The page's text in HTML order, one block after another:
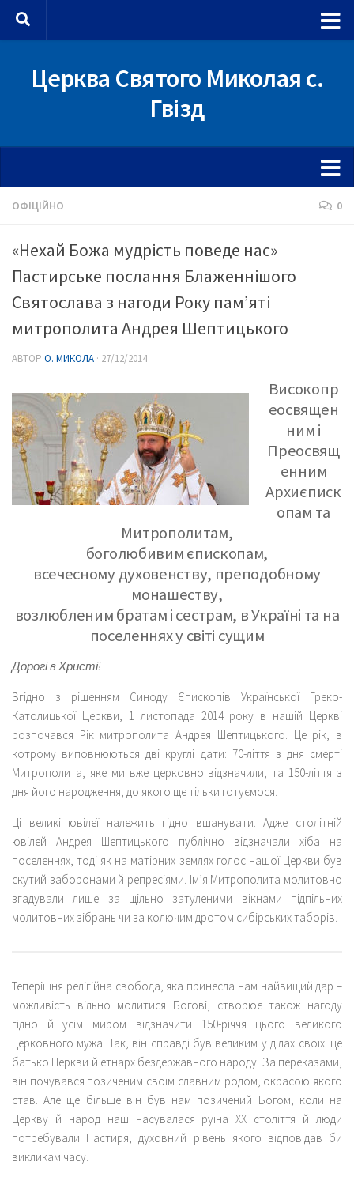
Skip to content
Церква Святого Миколая с.
Гвізд
ОФІЦІЙНО 0
«Нехай Божа мудрість поведе нас»
Пастирське послання Блаженнішого
Святослава з нагоди Року пам’яті
митрополита Андрея Шептицького
АВТОР О. МИКОЛА · 27/12/2014
Високопр
еосвящен
ним і
Преосвящ
енним
Архиєписк
опам та
Митрополитам,
боголюбивим єпископам,
всечесному духовенству, преподобному
монашеству,
возлюбленим братам і сестрам, в Україні та на
поселеннях у світі сущим
Дорогі в Христі!
Згідно з рішенням Синоду Єпископів Української Греко-
Католицької Церкви, 1 листопада 2014 року в нашій Церкві
розпочався Рік митрополита Андрея Шептицького. Це рік, в
котрому виповнюються дві круглі дати: 70-ліття з дня смерті
Митрополита, яке ми вже церковно відзначили, та 150-ліття з
дня його народження, до якого ще тільки готуємося.
Ці великі ювілеї належить гідно вшанувати. Адже столітній
ювілей Андрея Шептицького публічно відзначали хіба на
поселеннях, тоді як на матірних землях голос нашої Церкви був
скутий заборонами й репресіями. Ім’я Митрополита молитовно
згадували лише за щільно затуленими вікнами підпільних
молитовних зібрань чи за колючим дротом сибірських таборів.
Теперішня релігійна свобода, яка принесла нам найвищий дар –
можливість вільно молитися Богові, створює також нагоду
гідно й усім миром відзначити 150-річчя цього великого
церковного мужа. Так, він справді був великим у ділах своїх: це
батько Церкви й етнарх бездержавного народу. За переказами,
він почувався позиченим своїм славним родом, окрасою якого
став. Але ще більше він був нам позичений Богом, коли на
Церкву й народ наш насувалася руїна ХХ століття й люди
потребували Пастиря, духовний рівень якого відповідав би
викликам часу.